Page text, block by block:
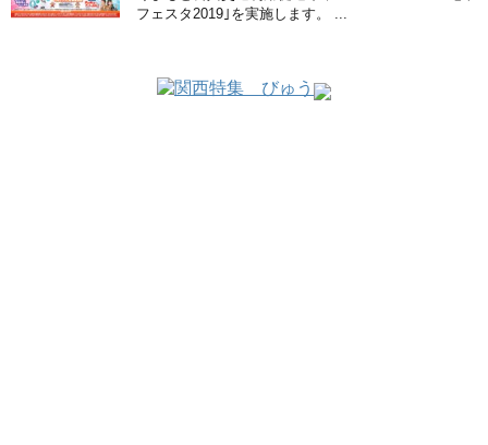
フェスタ2019｣を実施します。 ...